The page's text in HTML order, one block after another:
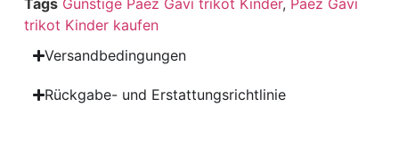
Tags Günstige Paez Gavi trikot Kinder, Paez Gavi
trikot Kinder kaufen
Versandbedingungen
Rückgabe- und Erstattungsrichtlinie